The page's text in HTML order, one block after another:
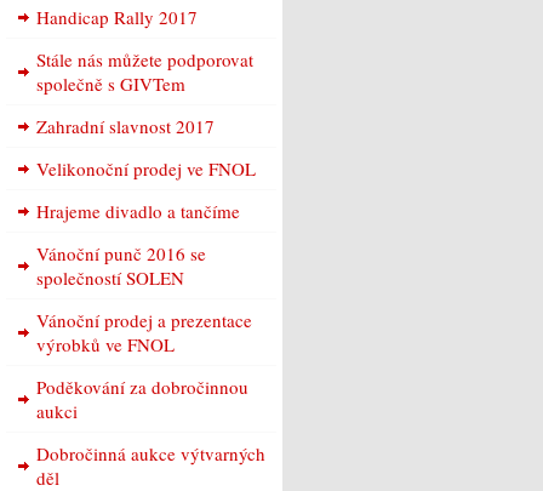
Handicap Rally 2017
Stále nás můžete podporovat
společně s GIVTem
Zahradní slavnost 2017
Velikonoční prodej ve FNOL
Hrajeme divadlo a tančíme
Vánoční punč 2016 se
společností SOLEN
Vánoční prodej a prezentace
výrobků ve FNOL
Poděkování za dobročinnou
aukci
Dobročinná aukce výtvarných
děl